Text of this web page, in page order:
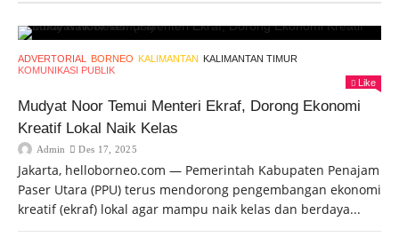
ADVERTORIAL BORNEO KALIMANTAN KALIMANTAN TIMUR
KOMUNIKASI PUBLIK
Like
Mudyat Noor Temui Menteri Ekraf, Dorong Ekonomi
Kreatif Lokal Naik Kelas
Admin Des 17, 2025
Jakarta, helloborneo.com — Pemerintah Kabupaten Penajam
Paser Utara (PPU) terus mendorong pengembangan ekonomi
kreatif (ekraf) lokal agar mampu naik kelas dan berdaya...